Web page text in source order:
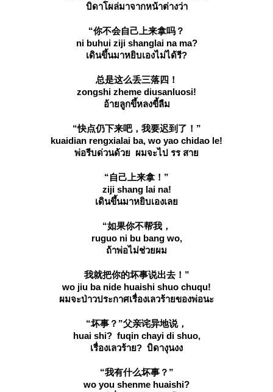
บิดาโผล่มาจากหน้าต่างว่า
“你不会自己上来拿吗？
ni buhui ziji shanglai na ma?
เดินขึ้นมาหยิบเองไม่ได้รี?
总是这么丢三落四！
zongshi zheme diusanluosi!
อ้ายลูกขึ้หลงขี้ลืม
“快点仍下来吧，我要迟到了！”
kuaidian rengxialai ba, wo yao chidao le!
พ่อรีบด่วนด้วย ผมจะไป รร สา
“自己上来拿！”
ziji shang lai na!
เดินขึ้นมาหยิบเองเล
“如果你不帮我，
ruguo ni bu bang wo,
ถ้าพ่อไม่ช่วยผม
我就把你的坏事说出去！”
wo jiu ba nide huaishi shuo chuqu!
ผมจะป่าวประกาศเรื่องเลวร้ายของพ่อนะ
“坏事？”父亲诧异地说，
huai shi? fuqin chayi di shuo,
เรื่องเลวร้าย? บิดางุนงง
“我有什么坏事？”
wo you shenme huaishi?